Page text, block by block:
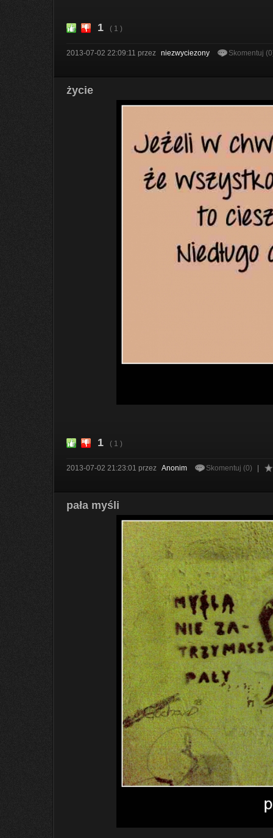
1 ( 1 )
2013-07-02 22:09:11 przez niezwyciezony Skomentuj
życie
1 ( 1 )
2013-07-02 21:23:01 przez Anonim Skomentuj (0)
pała myśli